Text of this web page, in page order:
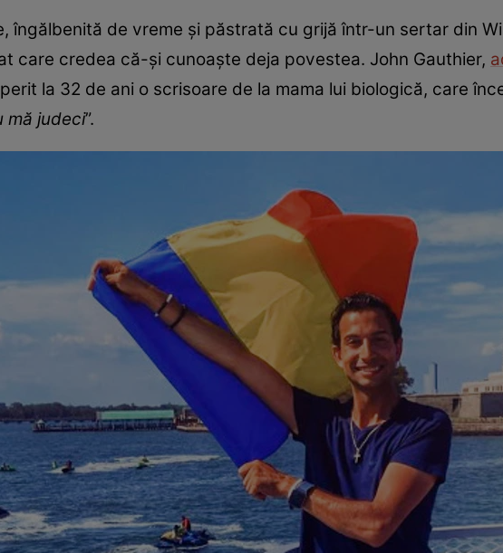
îngălbenită de vreme și păstrată cu grijă într-un sertar din
care credea că-și cunoaște deja povestea. John Gauthier,
la 32 de ani o scrisoare de la mama lui biologică, care
mă judeci”.